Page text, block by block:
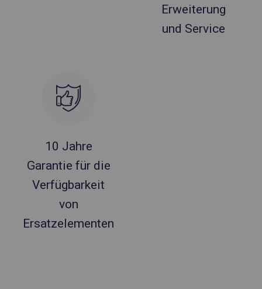
Erweiterung
und Service
10 Jahre
Garantie für die
Verfügbarkeit
von
Ersatzelementen